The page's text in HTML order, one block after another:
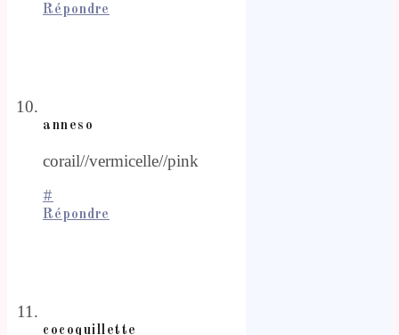
Répondre
anneso
corail//vermicelle//pink
#
Répondre
cocoquillette